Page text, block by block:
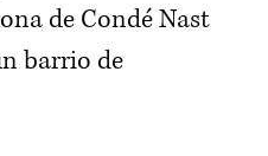
de Condé Nast
barrio de